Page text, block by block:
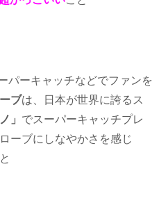
パーキャッチなどでファンを
ブは、日本が世界に誇るス
」 でスーパーキャッチプレ
ーブにしなやかさを感じ